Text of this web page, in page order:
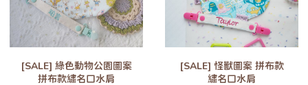
[SALE] 綠色動物公園圖案
拼布款繡名口水肩
[SALE] 怪獸圖案 拼布款
繡名口水肩